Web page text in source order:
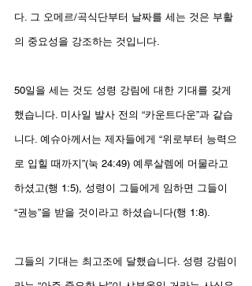
다. 그 오메르/곡식단부터 날짜를 세는 것은 부활
의 중요성을 강조하는 것입니다.
50일을 세는 것도 성령 강림에 대한 기대를 갖게
했습니다. 미사일 발사 전의 “카운트다운”과 같습
니다. 예슈아께서는 제자들에게 “위로부터 능력으
로 입힐 때까지”(눅 24:49) 예루살렘에 머물라고
하셨고(행 1:5), 성령이 그들에게 임하면 그들이
“권능”을 받을 것이라고 하셨습니다(행 1:8).
그들의 기대는 최고조에 달했습니다. 성령 강림이